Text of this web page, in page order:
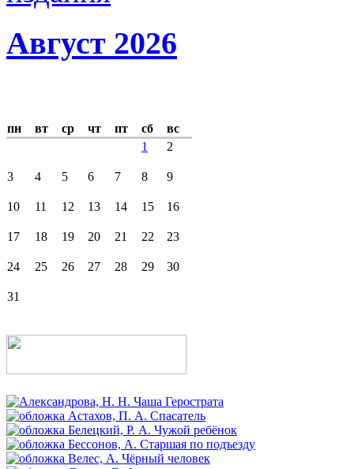
Август 2026
пн вт ср чт пт сб
вс
1
2
3 4 5 6 7 8 9
10 11 12 13 14 15 16
17 18 19 20 21 22 23
24 25 26 27 28 29 30
31